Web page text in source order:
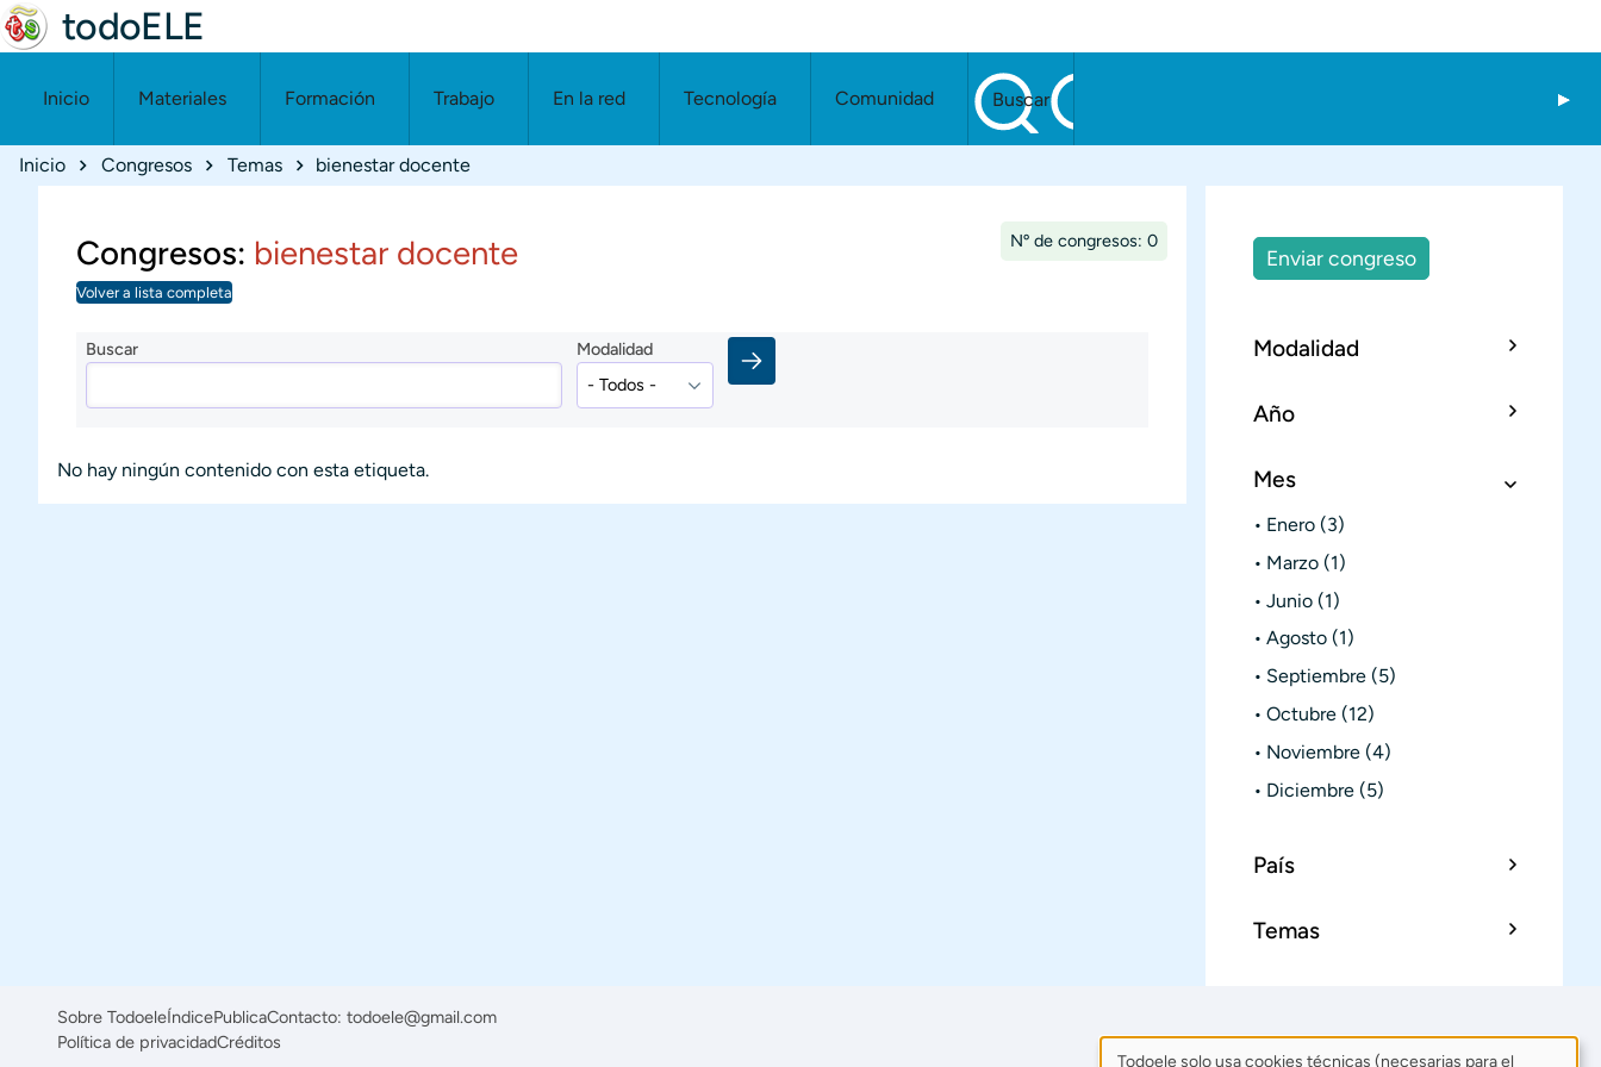
todoELE
Inicio Materiales Formación Trabajo En la red Tecnología Comunidad Buscar
Ruta de navegación
Inicio Congresos Temas bienestar docente
Congresos: bienestar docente Nº de congresos: 0
Volver a lista completa
Buscar Modalidad
No hay ningún contenido con esta etiqueta.
Enviar congreso
Modalidad
Año
Mes
Enero (3)
Marzo (1)
Junio (1)
Agosto (1)
Septiembre (5)
Octubre (12)
Noviembre (4)
Diciembre (5)
País
Temas
Sobre TodoeleÍndicePublicaContacto: todoele@gmail.com
Política de privacidadCréditos
Todoele solo usa cookies técnicas (necesarias para el